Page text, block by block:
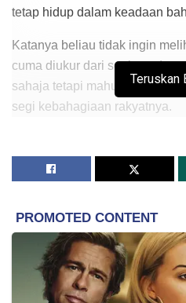
tetap hidup dalam keadaan
Katanya beliau tidak ingin
cuma diukur dari segi
sahaja tetapi mahu kemajuan
segi kebahagiaan rakyatnya.
masyarakat yang begitu
kalau kita serasi antara satu
etnik, budaya, agama… dan
orang lain yang ada bersama-
“Kalau inilah semangat yang
kumpulan yang ramai etnik
Teruskan